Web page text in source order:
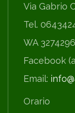
Via Gabrio
Tel.
WA
Facebook
Email:
Orario